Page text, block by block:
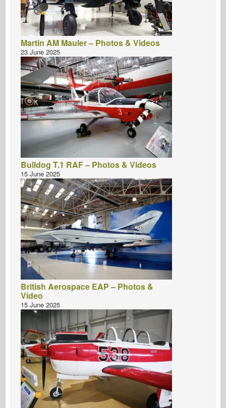
Martin AM Mauler – Photos & Videos
23 June 2025
Bulldog T.1 RAF – Photos & Videos
15 June 2025
British Aerospace EAP – Photos &
Video
15 June 2025